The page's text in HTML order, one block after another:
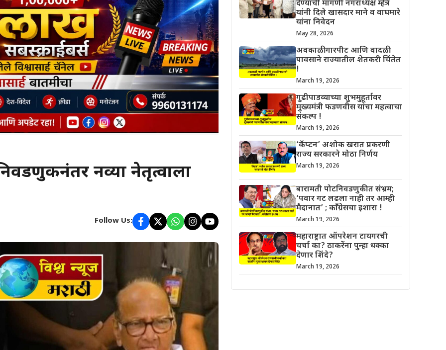
नव्या नेतृत्वाला
Follow Us:
देण्याची मागणी नगराध्यक्ष म्हेत्रे
यांनी दिले खासदार माने व वाघमारे
यांना निवेदन
May 28, 2026
अवकाळी गारपीट आणि वादळी
पावसाने राज्यातील शेतकरी चिंतेत
!
March 19, 2026
गुढीपाडव्याच्या शुभमुहूर्तावर
मुख्यमंत्री फडणवीस यांचा महत्वाचा
संकल्प !
March 19, 2026
‘कॅप्टन’ अशोक खरात प्रकरणी
राज्य सरकारने मोठा निर्णय
March 19, 2026
बारामती पोटनिवडणुकीत संभ्रम;
‘पवार गट लढला नाही तर आम्ही
मैदानात’ ; काँग्रेसचा इशारा !
March 19, 2026
महाराष्ट्रात ऑपरेशन टायगरची
चर्चा का? ठाकरेंना पुन्हा धक्का
देणार शिंदे?
March 19, 2026